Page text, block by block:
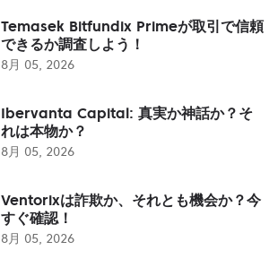
Temasek Bitfundix Primeが取引で信頼
できるか調査しよう！
8月 05, 2026
Ibervanta Capital: 真実か神話か？そ
れは本物か？
8月 05, 2026
Ventorixは詐欺か、それとも機会か？今
すぐ確認！
8月 05, 2026